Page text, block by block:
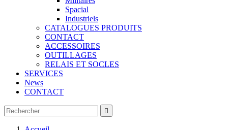
Spacial
Industriels
CATALOGUES PRODUITS
CONTACT
ACCESSOIRES
OUTILLAGES
RELAIS ET SOCLES
SERVICES
News
CONTACT
